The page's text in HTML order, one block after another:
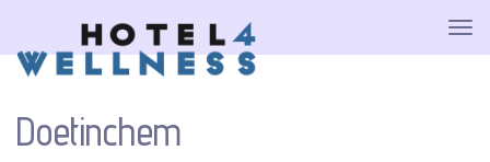
Doetinchem